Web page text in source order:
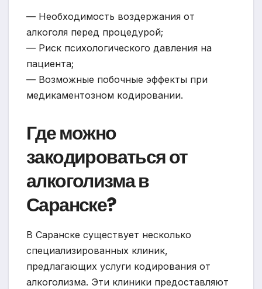
— Необходимость воздержания от
алкоголя перед процедурой;
— Риск психологического давления на
пациента;
— Возможные побочные эффекты при
медикаментозном кодировании.
Где можно
закодироваться от
алкоголизма в
Саранске?
В Саранске существует несколько
специализированных клиник,
предлагающих услуги кодирования от
алкоголизма. Эти клиники предоставляют